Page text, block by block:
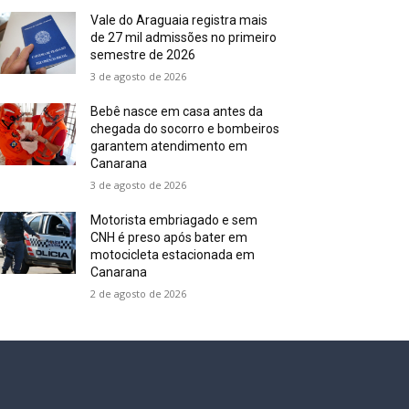
Vale do Araguaia registra mais
de 27 mil admissões no primeiro
semestre de 2026
3 de agosto de 2026
Bebê nasce em casa antes da
chegada do socorro e bombeiros
garantem atendimento em
Canarana
3 de agosto de 2026
Motorista embriagado e sem
CNH é preso após bater em
motocicleta estacionada em
Canarana
2 de agosto de 2026